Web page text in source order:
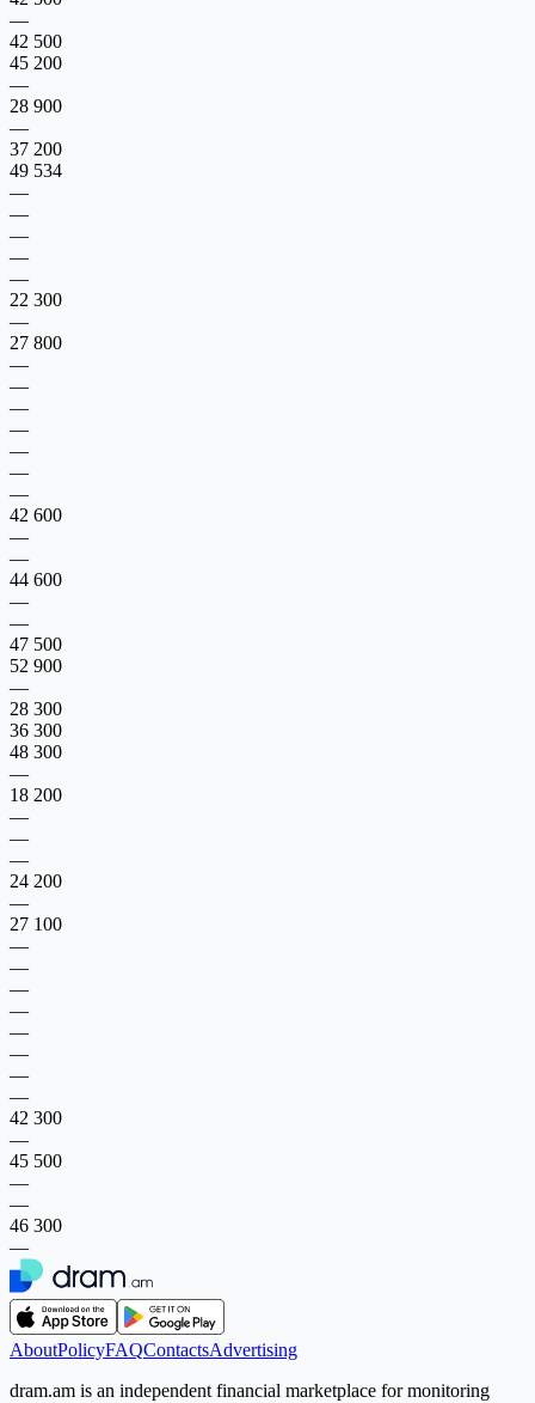
—
42 500
45 200
—
28 900
—
37 200
49 534
—
—
—
—
—
22 300
—
27 800
—
—
—
—
—
—
—
42 600
—
—
44 600
—
—
47 500
52 900
—
28 300
36 300
48 300
—
18 200
—
—
—
24 200
—
27 100
—
—
—
—
—
—
—
—
42 300
—
45 500
—
—
46 300
—
AboutPolicyFAQContactsAdvertising
dram.am is an independent financial marketplace for monitoring